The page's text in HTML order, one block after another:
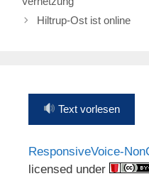
Hiltrup-Ost ist online
Text vorlesen
ResponsiveVoice-
licensed under